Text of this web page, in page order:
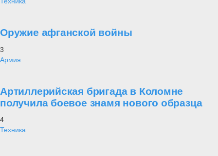
Оружие афганской войны
3
Армия
Артиллерийская бригада в Коломне
получила боевое знамя нового образца
4
Техника